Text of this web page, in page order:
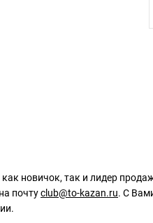
новичок, так и лидер
почтуclub@to-kazan.ru. С